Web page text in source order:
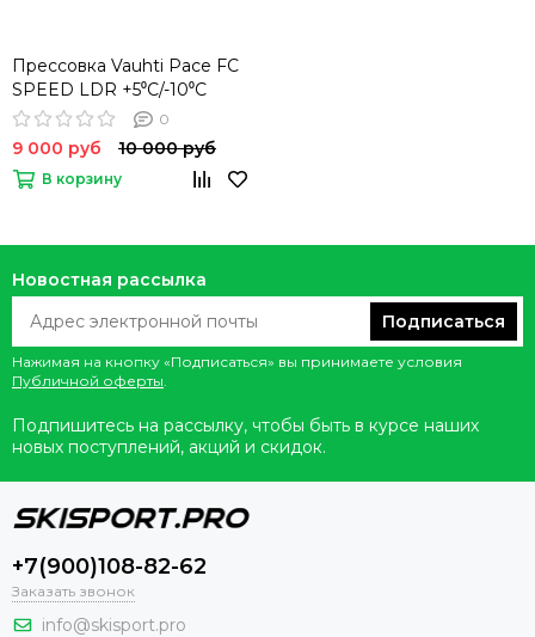
Прессовка Vauhti Pace FC
SPEED LDR +5⁰C/-10⁰C
0
9 000 руб 10 000 руб
В корзину
Новостная рассылка
Подписаться
Нажимая на кнопку «Подписаться» вы принимаете условия
Публичной оферты.
Подпишитесь на рассылку, чтобы быть в курсе наших
новых поступлений, акций и скидок.
+7(900)108-82-62
Заказать звонок
info@skisport.pro